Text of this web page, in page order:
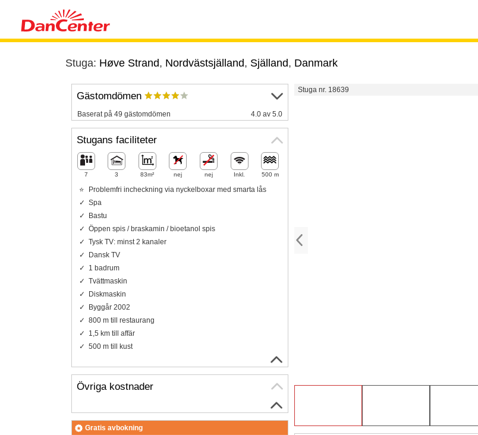
Stuga: Høve Strand, Nordvästsjälland, Själland, Danmark
Stuga nr. 18639
Gästomdömen
Baserat på 49 gästomdömen 4.0 av 5.0
Stugans faciliteter
7 3 83m² nej nej Inkl. 500 m
Problemfri incheckning via nyckelboxar med smarta lås
Spa
Bastu
Öppen spis / braskamin / bioetanol spis
Tysk TV: minst 2 kanaler
Dansk TV
1 badrum
Tvättmaskin
Diskmaskin
Byggår 2002
800 m till restaurang
1,5 km till affär
500 m till kust
Övriga kostnader
Gratis avbokning